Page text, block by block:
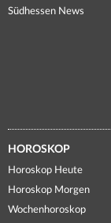
Südhessen News
HOROSKOP
Horoskop Heute
Horoskop Morgen
Wochenhoroskop